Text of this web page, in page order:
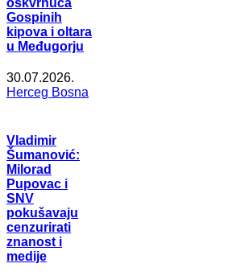
Gospinih
kipova i oltara
u Međugorju
30.07.2026.
Herceg Bosna
Vladimir
Šumanović:
Milorad
Pupovac i
SNV
pokušavaju
cenzurirati
znanost i
medije